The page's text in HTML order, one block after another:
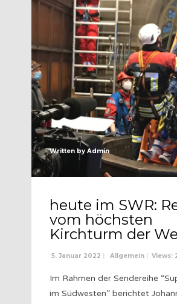
Written by Admin
heute im SWR:
vom höchsten
Kirchturm der
5. Januar 2022 | Allgemein | Views:
Im Rahmen der Sendereihe
im Südwesten” berichtet